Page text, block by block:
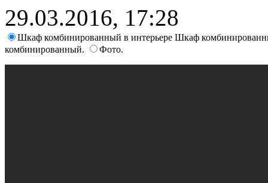
29.03.2016, 17:28
Шкаф комбинированный в интерьере Шкаф
комбинированный.
Фото.